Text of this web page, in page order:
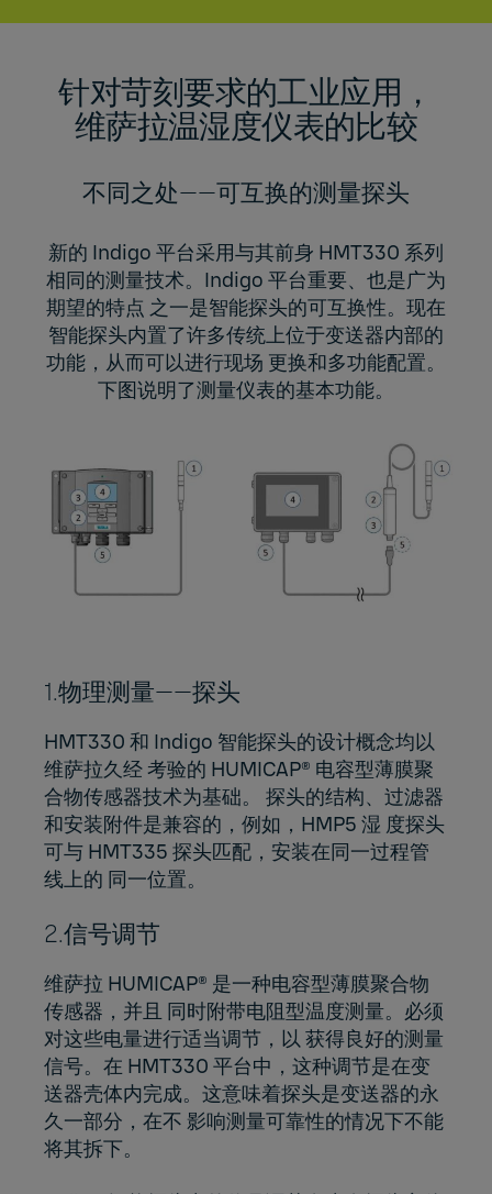
针对苛刻要求的工业应用，
维萨拉温湿度仪表的比较
不同之处——可互换的测量探头
新的 Indigo 平台采用与其前身 HMT330 系列
相同的测量技术。Indigo 平台重要、也是广为
期望的特点 之一是智能探头的可互换性。现在
智能探头内置了许多传统上位于变送器内部的
功能，从而可以进行现场 更换和多功能配置。
下图说明了测量仪表的基本功能。
1.物理测量——探头
HMT330 和 Indigo 智能探头的设计概念均以
维萨拉久经 考验的 HUMICAP® 电容型薄膜聚
合物传感器技术为基础。 探头的结构、过滤器
和安装附件是兼容的，例如，HMP5 湿 度探头
可与 HMT335 探头匹配，安装在同一过程管
线上的 同一位置。
2.信号调节
维萨拉 HUMICAP® 是一种电容型薄膜聚合物
传感器，并且 同时附带电阻型温度测量。必须
对这些电量进行适当调节，以 获得良好的测量
信号。在 HMT330 平台中，这种调节是在变
送器壳体内完成。这意味着探头是变送器的永
久一部分，在不 影响测量可靠性的情况下不能
将其拆下。